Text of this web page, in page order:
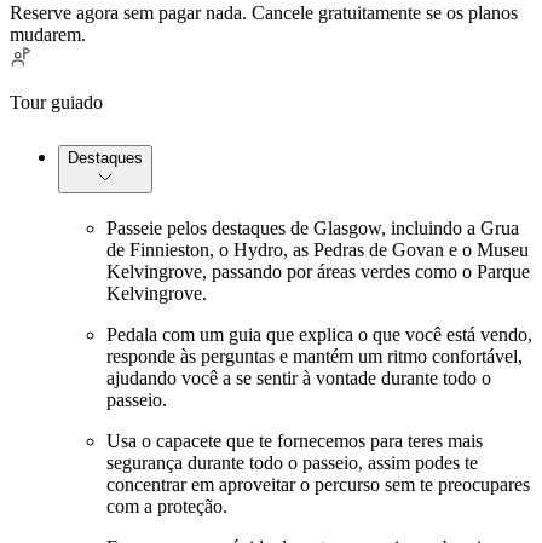
Reserve agora sem pagar nada. Cancele gratuitamente se os planos
mudarem.
Tour guiado
Destaques
Passeie pelos destaques de Glasgow, incluindo a Grua
de Finnieston, o Hydro, as Pedras de Govan e o Museu
Kelvingrove, passando por áreas verdes como o Parque
Kelvingrove.
Pedala com um guia que explica o que você está vendo,
responde às perguntas e mantém um ritmo confortável,
ajudando você a se sentir à vontade durante todo o
passeio.
Usa o capacete que te fornecemos para teres mais
segurança durante todo o passeio, assim podes te
concentrar em aproveitar o percurso sem te preocupares
com a proteção.